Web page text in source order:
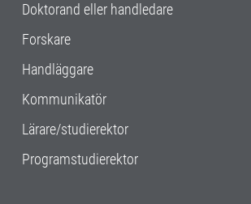
Doktorand eller handledare
Forskare
Handläggare
Kommunikatör
Lärare/studierektor
Programstudierektor